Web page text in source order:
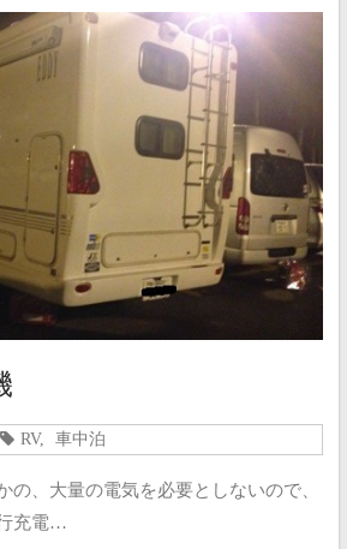
RV, 車中泊
の、大量の電気を必要としないので、
充電…